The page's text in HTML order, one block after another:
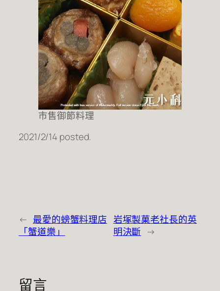
市售御節料理
2021/2/14 posted.
← 最愛的螃蟹料理店
「蟹道樂」
岩塚製菓老社長的英
明決斷 →
留言